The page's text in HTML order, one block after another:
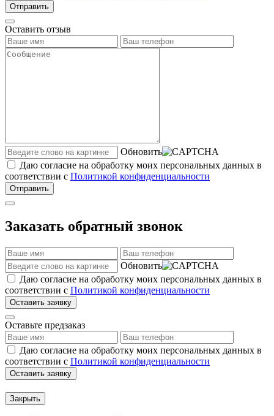
Отправить
Оставить отзыв
Обновить
Даю согласие на обработку моих персональных данных в
соответствии с Политикой конфиденциальности
Отправить
Заказать обратный звонок
Обновить
Даю согласие на обработку моих персональных данных в
соответствии с Политикой конфиденциальности
Оставить заявку
Оставьте предзаказ
Даю согласие на обработку моих персональных данных в
соответствии с Политикой конфиденциальности
Оставить заявку
Закрыть